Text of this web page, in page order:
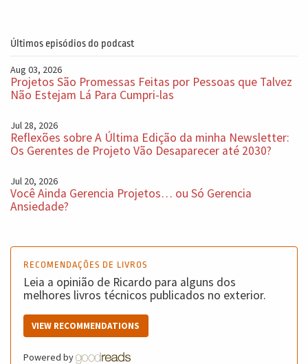
Últimos episódios do podcast
Aug 03, 2026
Projetos São Promessas Feitas por Pessoas que Talvez
Não Estejam Lá Para Cumpri-las
Jul 28, 2026
Reflexões sobre A Última Edição da minha Newsletter:
Os Gerentes de Projeto Vão Desaparecer até 2030?
Jul 20, 2026
Você Ainda Gerencia Projetos… ou Só Gerencia
Ansiedade?
RECOMENDAÇÕES DE LIVROS
Leia a opinião de Ricardo para alguns dos
melhores livros técnicos publicados no exterior.
VIEW RECOMMENDATIONS
Powered by